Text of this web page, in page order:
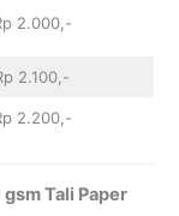
2.000,-
2.100,-
2.200,-
Tali Paper